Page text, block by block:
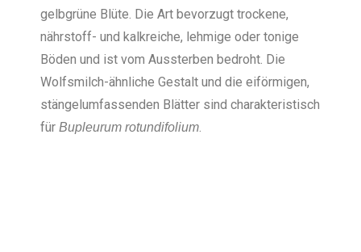
gelbgrüne Blüte. Die Art bevorzugt trockene,
nährstoff- und kalkreiche, lehmige oder tonige
Böden und ist vom Aussterben bedroht. Die
Wolfsmilch-ähnliche Gestalt und die eiförmigen,
stängelumfassenden Blätter sind charakteristisch
für Bupleurum rotundifolium.